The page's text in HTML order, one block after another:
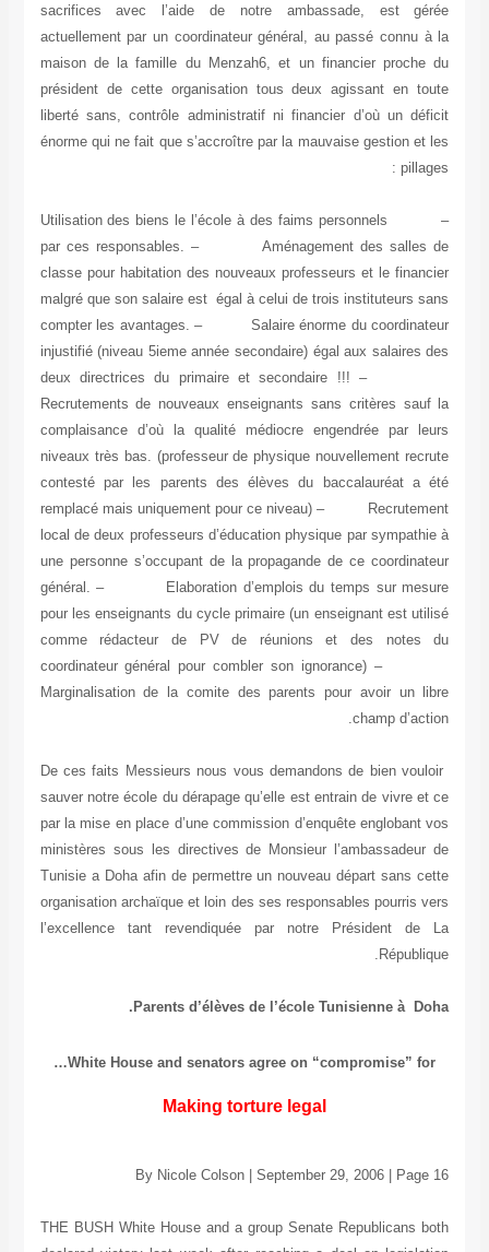
sacrifices avec l’aide de notre ambassade, est
actuellement par un coordinateur général, au passé
maison de la famille du Menzah6, et un financier
président de cette organisation tous deux agissant
liberté sans, contrôle administratif ni financier d’où un
énorme qui ne fait que s’accroître par la mauvaise
– Utilisation des biens le l’école à des faims personnels
par ces responsables. – Aménagement des
classe pour habitation des nouveaux professeurs et le
malgré que son salaire est égal à celui de trois
compter les avantages. – Salaire énorme du
injustifié (niveau 5ieme année secondaire) égal aux
deux directrices du primaire et
Recrutements de nouveaux enseignants sans critères
complaisance d’où la qualité médiocre engendrée
niveaux très bas. (professeur de physique nouvellement
contesté par les parents des élèves du
remplacé mais uniquement pour ce niveau) –
local de deux professeurs d’éducation physique par
une personne s’occupant de la propagande de ce
général. – Elaboration d’emplois du temps sur
pour les enseignants du cycle primaire (un enseignant
comme rédacteur de PV de réunions et des
coordinateur général pour combler son
Marginalisation de la comite des parents pour avoir
champ
De ces faits Messieurs nous vous demandons de bien
sauver notre école du dérapage qu’elle est entrain de
par la mise en place d’une commission d’enquête
ministères sous les directives de Monsieur
Tunisie a Doha afin de permettre un nouveau départ
organisation archaïque et loin des ses responsables
l’excellence tant revendiquée par notre Président
Parents d’élèves de l’école Tunisienne à
White House and senators agree on “compromise”
Making torture legal
By Nicole Colson | September 29, 2006 |
THE BUSH White House and a group Senate